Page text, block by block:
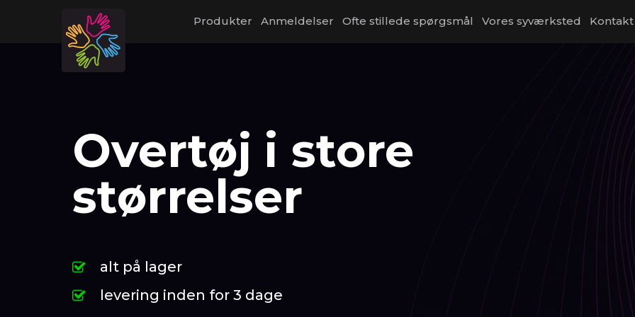
Produkter Anmeldelser Ofte stillede spørgsmål Vores syværksted Kontakt
Overtøj i store
størrelser
alt på lager
levering inden for 3 dage